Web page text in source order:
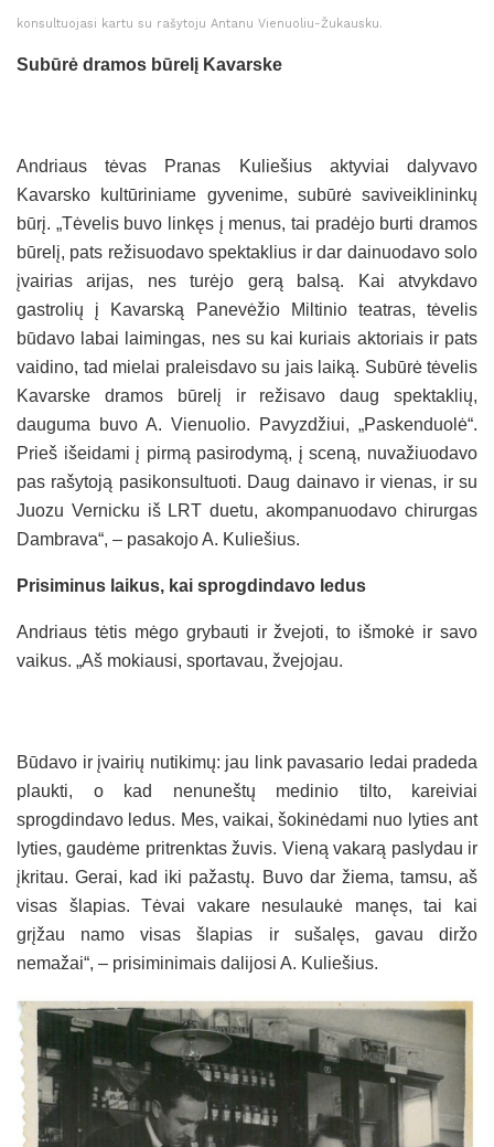
konsultuojasi kartu su rašytoju Antanu Vienuoliu-Žukausku.
Subūrė dramos būrelį Kavarske
Andriaus tėvas Pranas Kuliešius aktyviai dalyvavo
Kavarsko kultūriniame gyvenime, subūrė saviveiklininkų
būrį. „Tėvelis buvo linkęs į menus, tai pradėjo burti dramos
būrelį, pats režisuodavo spektaklius ir dar dainuodavo solo
įvairias arijas, nes turėjo gerą balsą. Kai atvykdavo
gastrolių į Kavarską Panevėžio Miltinio teatras, tėvelis
būdavo labai laimingas, nes su kai kuriais aktoriais ir pats
vaidino, tad mielai praleisdavo su jais laiką. Subūrė tėvelis
Kavarske dramos būrelį ir režisavo daug spektaklių,
dauguma buvo A. Vienuolio. Pavyzdžiui, „Paskenduolė“.
Prieš išeidami į pirmą pasirodymą, į sceną, nuvažiuodavo
pas rašytoją pasikonsultuoti. Daug dainavo ir vienas, ir su
Juozu Vernicku iš LRT duetu, akompanuodavo chirurgas
Dambrava“, – pasakojo A. Kuliešius.
Prisiminus laikus, kai sprogdindavo ledus
Andriaus tėtis mėgo grybauti ir žvejoti, to išmokė ir savo
vaikus. „Aš mokiausi, sportavau, žvejojau.
Būdavo ir įvairių nutikimų: jau link pavasario ledai pradeda
plaukti, o kad nenuneštų medinio tilto, kareiviai
sprogdindavo ledus. Mes, vaikai, šokinėdami nuo lyties ant
lyties, gaudėme pritrenktas žuvis. Vieną vakarą paslydau ir
įkritau. Gerai, kad iki pažastų. Buvo dar žiema, tamsu, aš
visas šlapias. Tėvai vakare nesulaukė manęs, tai kai
grįžau namo visas šlapias ir sušalęs, gavau diržo
nemažai“, – prisiminimais dalijosi A. Kuliešius.